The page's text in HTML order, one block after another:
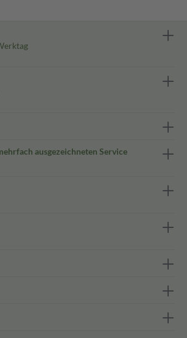
ausgezeichneten Service